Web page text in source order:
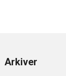
Arkiver